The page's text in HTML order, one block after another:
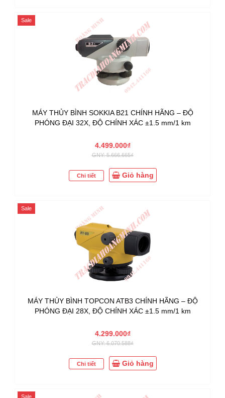
Sale
MÁY THỦY BÌNH SOKKIA B21 CHÍNH HÃNG – ĐỘ
PHÓNG ĐẠI 32X, ĐỘ CHÍNH XÁC ±1.5 mm/1 km
4.499.000₫
GNY: 5.666.665₫
Chi tiết Giỏ hàng
Sale
MÁY THỦY BÌNH TOPCON ATB3 CHÍNH HÃNG – ĐỘ
PHÓNG ĐẠI 28X, ĐỘ CHÍNH XÁC ±1.5 mm/1 km
4.299.000₫
GNY: 6.070.588₫
Chi tiết Giỏ hàng
Sale